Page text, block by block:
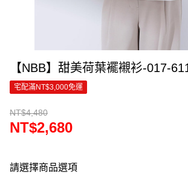
【NBB】甜美荷葉襬襯衫-017-
宅配滿NT$3,000免運
NT$4,480
NT$2,680
請選擇商品選項